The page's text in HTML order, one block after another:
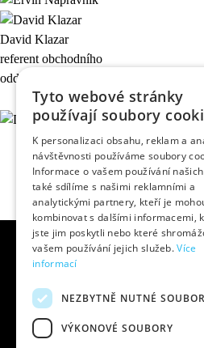
David Klazar
referent obchodního
oddělení v divadle
Králové a Královny jsou v obraze. Novinky
Informace o zpracování osobních údajů
Tyto webové stránky
používají soubory
K personalizaci obsahu, reklam a
návštěvnosti používáme soubory
Informace o vašem používání
také sdílíme s našimi reklamními a
analytickými partnery, kteří je
kombinovat s dalšími informacemi,
jste jim poskytli nebo které
vašem používání jejich služeb.Více
informací
NEZBYTNĚ NUTNÉ
VÝKONOVÉ SOUBORY